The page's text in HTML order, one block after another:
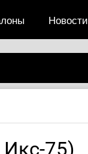
Новости
Икс-75)